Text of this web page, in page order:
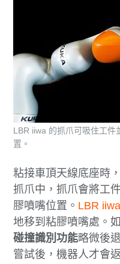
粘接車頂天線底座時
抓爪中，抓爪會將工
膠噴嘴位置。 LBR iiwa
地移到粘膠噴嘴處。
碰撞識別功能略微後
嘗試後，機器人才會
LBR iiwa 的抓爪可吸住工件
置。